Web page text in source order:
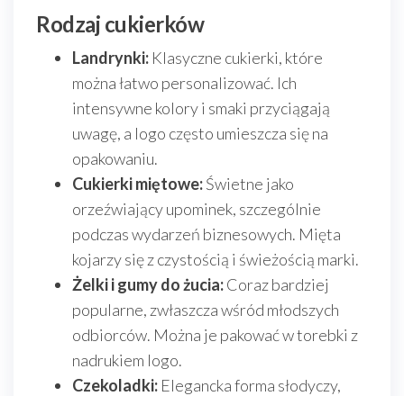
Rodzaj cukierków
Landrynki: Klasyczne cukierki, które
można łatwo personalizować. Ich
intensywne kolory i smaki przyciągają
uwagę, a logo często umieszcza się na
opakowaniu.
Cukierki miętowe:Świetne jako
orzeźwiający upominek, szczególnie
podczas wydarzeń biznesowych. Mięta
kojarzy się z czystością i świeżością marki.
Żelki i gumy do żucia:Coraz bardziej
popularne, zwłaszcza wśród młodszych
odbiorców. Można je pakować w torebki z
nadrukiem logo.
Czekoladki: Elegancka forma słodyczy,